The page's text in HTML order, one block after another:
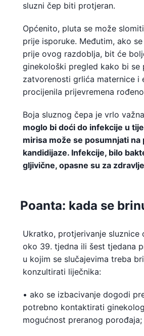
sluzni čep biti protjeran.
Općenito, pluta se može
prije isporuke. Međutim, ako
prije ovog razdoblja, bit će
ginekološki pregled kako bi se
zatvorenosti grlića maternice i
procijenila prijevremena
Boja sluznog čepa je vrlo
moglo bi doći do infekcije u
mirisa može se posumnjati
kandidijaze. Infekcije, bilo
gljivične, opasne su za
Poanta: kada se
Ukratko, protjerivanje sluznice
oko 39. tjedna ili šest tjedana
u kojim se slučajevima treba
konzultirati liječnika:
• ako se izbacivanje dogodi
potrebno kontaktirati
mogućnost preranog porođaja;